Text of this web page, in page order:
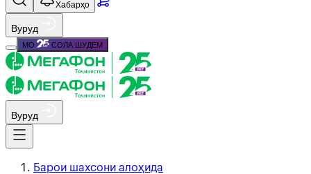
Хабарҳо
Вуруд
МО СОЛА ШУДЕМ
Вуруд
Барои шахсони алоҳида